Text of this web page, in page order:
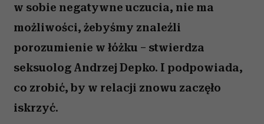
w sobie negatywne uczucia, nie ma
możliwości, żebyśmy znaleźli
porozumienie w łóżku – stwierdza
seksuolog Andrzej Depko. I podpowiada,
co zrobić, by w relacji znowu zaczęło
iskrzyć.